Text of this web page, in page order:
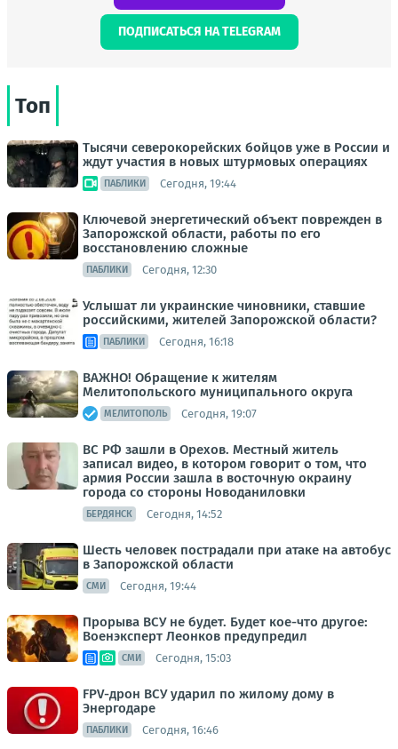
ПОДПИСАТЬСЯ НА TELEGRAM
Топ
Тысячи северокорейских бойцов уже в России и
ждут участия в новых штурмовых операциях
ПАБЛИКИ Сегодня, 19:44
Ключевой энергетический объект поврежден в
Запорожской области, работы по его
восстановлению сложные
ПАБЛИКИ Сегодня, 12:30
Услышат ли украинские чиновники, ставшие
российскими, жителей Запорожской области?
ПАБЛИКИ Сегодня, 16:18
ВАЖНО! Обращение к жителям
Мелитопольского муниципального округа
МЕЛИТОПОЛЬ Сегодня, 19:07
ВС РФ зашли в Орехов. Местный житель
записал видео, в котором говорит о том, что
армия России зашла в восточную окраину
города со стороны Новоданиловки
БЕРДЯНСК Сегодня, 14:52
Шесть человек пострадали при атаке на автобус
в Запорожской области
СМИ Сегодня, 19:44
Прорыва ВСУ не будет. Будет кое-что другое:
Военэксперт Леонков предупредил
СМИ Сегодня, 15:03
FPV-дрон ВСУ ударил по жилому дому в
Энергодаре
ПАБЛИКИ Сегодня, 16:46